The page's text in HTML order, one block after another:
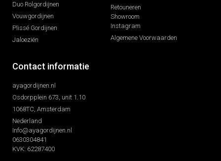
Duo Rolgordijnen
Vouwgordijnen
Plissé Gordijnen
Jaloeziën
Retouneren
Showroom
Instagram
Algemene Voorwaarden
Contact informatie
ayagordijnen.nl
Osdorpplein 673, unit 1.10
1068TC, Amsterdam
Nederland
Info@ayagordijnen.nl
0630304841
KVK: 62287400